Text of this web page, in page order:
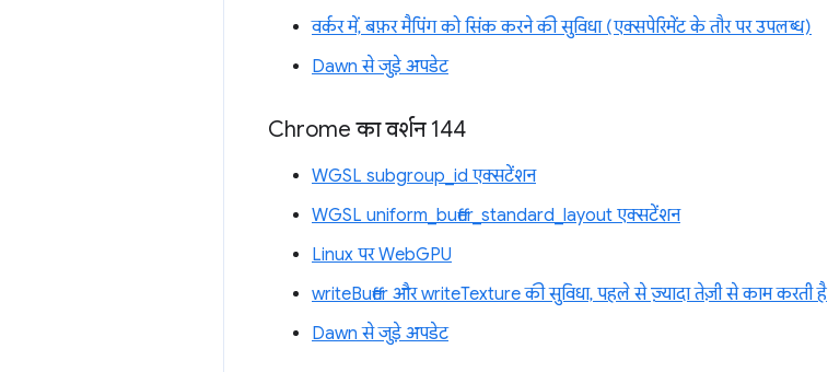
वर्कर में, बफ़र मैपिंग को सिंक करने की सुविधा (एक्सपेरिमेंट के तौर पर उपलब्ध)
Dawn से जुड़े अपडेट
Chrome का वर्शन 144
WGSL subgroup_id एक्सटेंशन
WGSL uniform_buffer_standard_layout एक्सटेंशन
Linux पर WebGPU
writeBuffer और writeTexture की सुविधा, पहले से ज़्यादा तेज़ी से काम करती है
Dawn से जुड़े अपडेट